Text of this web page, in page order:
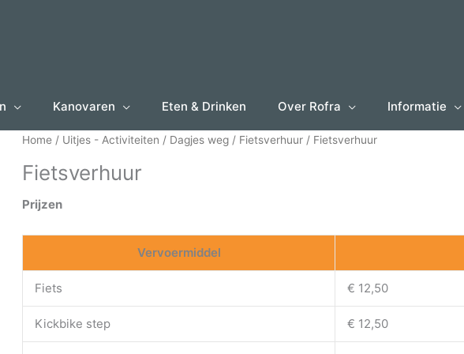
Kanovaren Eten & Drinken Over Rofra Informatie
Home / Uitjes - Activiteiten / Dagjes weg / Fietsverhuur / Fietsverhuur
Fietsverhuur
Prijzen
Vervoermiddel
Fiets € 12,50
Kickbike step € 12,50